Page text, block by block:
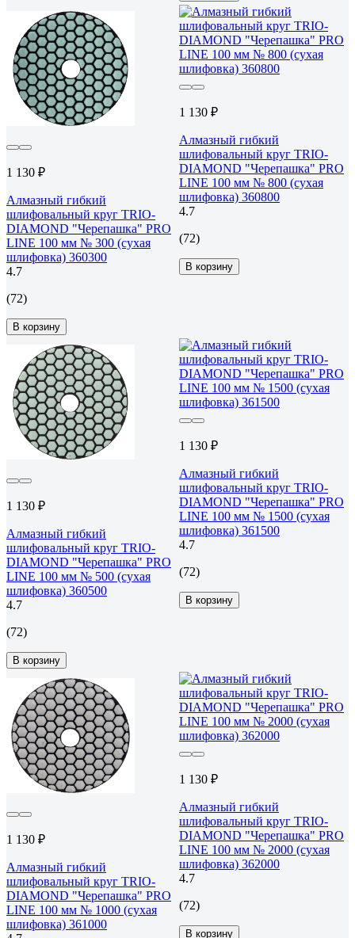
1 130 ₽
Алмазный гибкий
шлифовальный круг TRIO-
DIAMOND "Черепашка" PRO
LINE 100 мм № 300 (сухая
шлифовка) 360300
4.7
(72)
В корзину
1 130 ₽
Алмазный гибкий
шлифовальный круг TRIO-
DIAMOND "Черепашка" PRO
LINE 100 мм № 800 (сухая
шлифовка) 360800
4.7
(72)
В корзину
1 130 ₽
Алмазный гибкий
шлифовальный круг TRIO-
DIAMOND "Черепашка" PRO
LINE 100 мм № 500 (сухая
шлифовка) 360500
4.7
(72)
В корзину
1 130 ₽
Алмазный гибкий
шлифовальный круг TRIO-
DIAMOND "Черепашка" PRO
LINE 100 мм № 1500 (сухая
шлифовка) 361500
4.7
(72)
В корзину
1 130 ₽
Алмазный гибкий
шлифовальный круг TRIO-
DIAMOND "Черепашка" PRO
LINE 100 мм № 1000 (сухая
шлифовка) 361000
1 130 ₽
Алмазный гибкий
шлифовальный круг TRIO-
DIAMOND "Черепашка" PRO
LINE 100 мм № 2000 (сухая
шлифовка) 362000
4.7
(72)
В корзину